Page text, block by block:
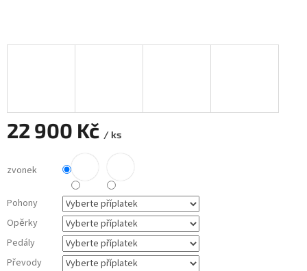
22 900 Kč / ks
cena:
zvonek
Pohony
Opěrky
Pedály
Převody